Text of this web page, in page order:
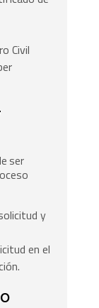
Civil
ser
y
en el